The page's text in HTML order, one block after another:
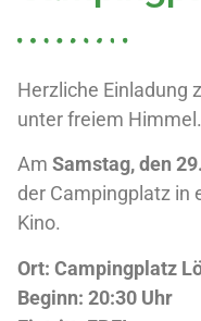
Herzliche Einladung
unter freiem Himmel.
Am Samstag, den
der Campingplatz in
Kino.
Ort: Campingplatz
Beginn: 20:30 Uhr